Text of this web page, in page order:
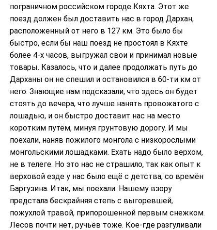
пограничном российском городе Кяхта. Этот же
поезд должен был доставить нас в город Дархан,
расположенный от него в 127 км. Это было бы
быстро, если бы наш поезд не простоял в Кяхте
более 4-х часов, выгружал свои и принимал новые
товары. Казалось, что и далее продолжать путь до
Дарханы он не спешил и остановился в 60-ти км от
него. Знающие нам подсказали, что здесь он будет
стоять до вечера, что лучше нанять провожатого с
лошадью, и он быстро доставит нас на место
коротким путём, минуя грунтовую дорогу. И мы
поехали, наняв пожилого монгола с низкорослыми
монгольскими лошадками. Ехать надо было верхом,
не в телеге. Но это нас не страшило, так как опыт к
верховой езде у нас было ещё с детства, со времён
Баргузина. Итак, мы поехали. Нашему взору
предстала бескрайняя степь с выгоревшей,
пожухлой травой, припорошенной первым снежком.
Лесов почти нет, ручьёв тоже. Кое-где разгуливали